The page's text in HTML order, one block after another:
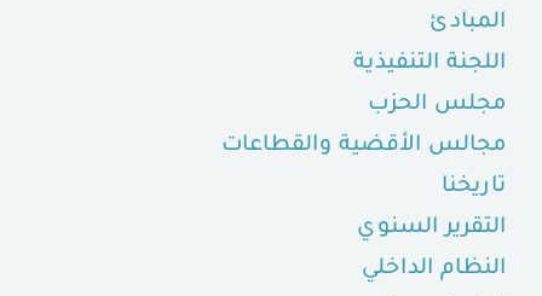
المبادئ
اللجنة التنفيذية
مجلس الحزب
مجالس الأقضية والقطاعات
تاريخنا
التقرير السنوي
النظام الداخلي